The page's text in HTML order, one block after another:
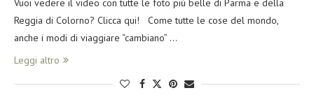
Vuoi vedere il video con tutte le foto più belle di Parma e della
Reggia di Colorno? Clicca qui! Come tutte le cose del mondo,
anche i modi di viaggiare “cambiano” …
Leggi altro